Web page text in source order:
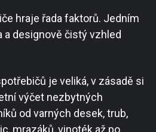
hraje řada faktorů. Jedním
designově čistý vzhled
je veliká, v zásadě si
výčet nezbytných
od varných desek, trub,